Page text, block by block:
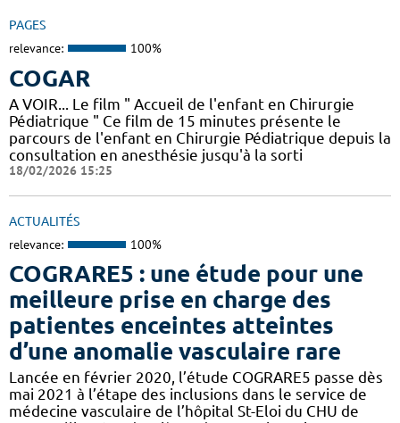
PAGES
relevance: 100%
COGAR
A VOIR... Le film " Accueil de l'enfant en Chirurgie
Pédiatrique " Ce film de 15 minutes présente le
parcours de l'enfant en Chirurgie Pédiatrique depuis la
consultation en anesthésie jusqu'à la sorti
18/02/2026 15:25
ACTUALITÉS
relevance: 100%
COGRARE5 : une étude pour une
meilleure prise en charge des
patientes enceintes atteintes
d’une anomalie vasculaire rare
Lancée en février 2020, l’étude COGRARE5 passe dès
mai 2021 à l’étape des inclusions dans le service de
médecine vasculaire de l’hôpital St-Eloi du CHU de